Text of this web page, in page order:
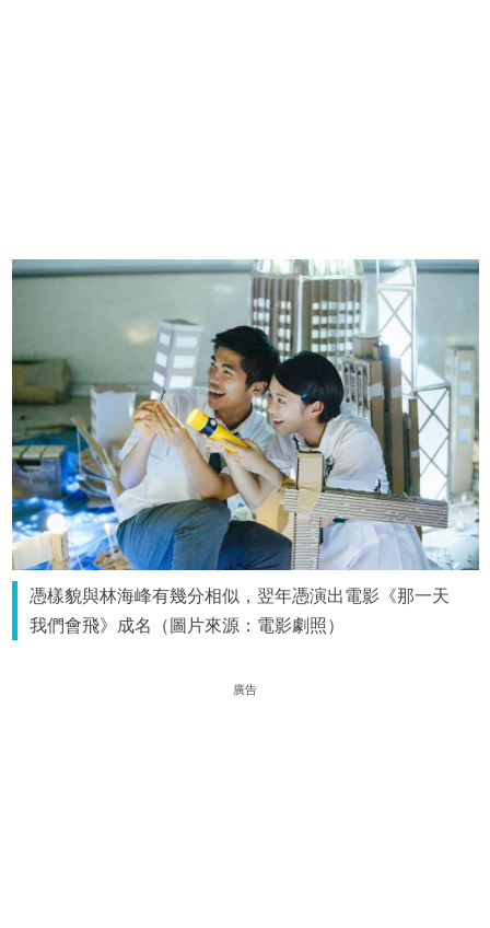
憑樣貌與林海峰有幾分相似，翌年憑演出電影《那一天
我們會飛》成名（圖片來源：電影劇照）
廣告